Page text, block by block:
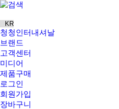
청청인터내셔날
브랜드
고객센터
미디어
제품구매
로그인
회원가입
장바구니